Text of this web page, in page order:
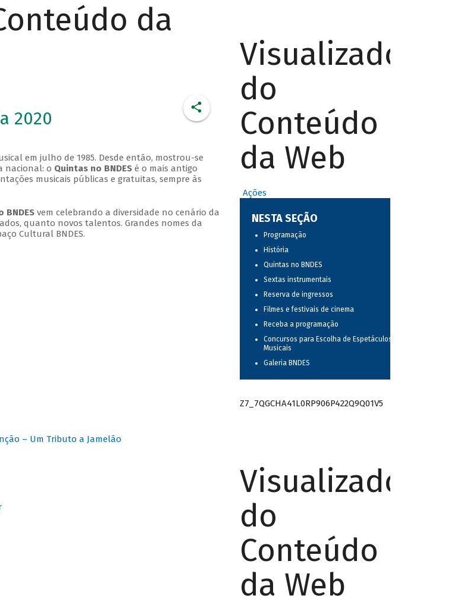
da
2020
em julho de 1985. Desde então, mostrou-se
nacional: o Quintas no BNDESé o mais antigo
musicais públicas e gratuitas, sempre às
BNDESvem celebrando a diversidade no cenário da
quanto novos talentos. Grandes nomes da
Cultural BNDES.
– Um Tributo a Jamelão
Visualizador
do
Conteúdo
da Web
Ações
NESTA SEÇÃO
Programação
História
Quintas no BNDES
Sextas instrumentais
Reserva de ingressos
Filmes e festivais de cinema
Receba a programação
Concursos para Escolha de Espetáculos
Musicais
Galeria BNDES
Z7_7QGCHA41L0RP906P422Q9Q01V5
Visualizador
do
Conteúdo
da Web